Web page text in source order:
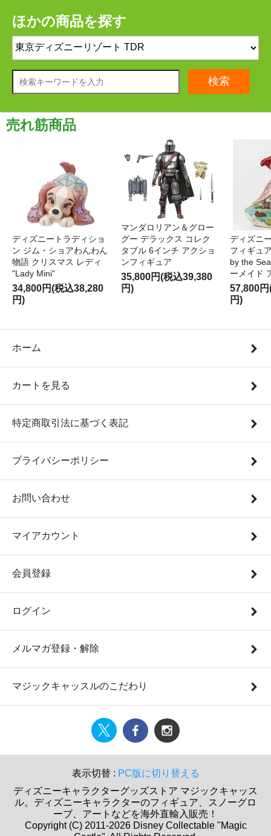
ほかの商品を探す
検索
売れ筋商品
ディズニートラディショ
ン ジム・ショアわんわん
物語 クリスマス レディ
"Lady Mini"
34,800円(税込38,280
円)
マンダロリアン＆グロー
グー デラックス コレク
タブル 6インチ アクショ
ンフィギュア
35,800円(税込39,380
円)
ディズニ
フィギュ
by the
ーメイド
57,800
円)
ホーム
カートを見る
特定商取引法に基づく表記
プライバシーポリシー
お問い合わせ
マイアカウント
会員登録
ログイン
メルマガ登録・解除
マジックキャッスルのこだわり
表示切替 : PC版に切り替える
ディズニーキャラクターグッズストア マジックキャッス
ル。ディズニーキャラクターのフィギュア、スノーグロ
ーブ、アートなどを海外直輸入販売！
Copyright (C) 2011-2026 Disney Collectable "Magic